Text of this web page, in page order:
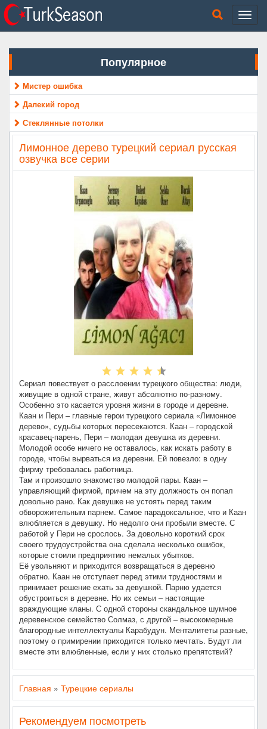
Популярное
Мистер ошибка
Далекий город
Стеклянные потолки
Лимонное дерево турецкий сериал русская
озвучка все серии
Сериал повествует о расслоении турецкого общества: люди,
живущие в одной стране, живут абсолютно по-разному.
Особенно это касается уровня жизни в городе и деревне.
Каан и Пери – главные герои турецкого сериала «Лимонное
дерево», судьбы которых пересекаются. Каан – городской
красавец-парень, Пери – молодая девушка из деревни.
Молодой особе ничего не оставалось, как искать работу в
городе, чтобы вырваться из деревни. Ей повезло: в одну
фирму требовалась работница.
Там и произошло знакомство молодой пары. Каан –
управляющий фирмой, причем на эту должность он попал
довольно рано. Как девушке не устоять перед таким
обворожительным парнем. Самое парадоксальное, что и Каан
влюбляется в девушку. Но недолго они пробыли вместе. С
работой у Пери не срослось. За довольно короткий срок
своего трудоустройства она сделала несколько ошибок,
которые стоили предприятию немалых убытков.
Её увольняют и приходится возвращаться в деревню
обратно. Каан не отступает перед этими трудностями и
принимает решение ехать за девушкой. Парню удается
обустроиться в деревне. Но их семьи – настоящие
враждующие кланы. С одной стороны скандальное шумное
деревенское семейство Солмаз, с другой – высокомерные
благородные интеллектуалы Карабудун. Менталитеты разные,
поэтому о примирении приходится только мечтать. Будут ли
вместе эти влюбленные, если у них столько препятствий?
Главная » Турецкие сериалы
Рекомендуем посмотреть